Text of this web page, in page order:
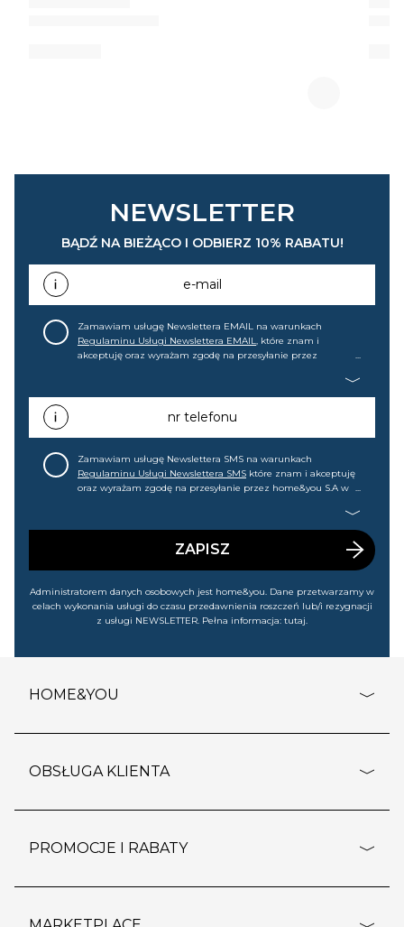
NEWSLETTER
BĄDŹ NA BIEŻĄCO I ODBIERZ 10% RABATU!
e-mail
Zamawiam usługę Newslettera EMAIL na warunkach
Regulaminu Usługi Newslettera EMAIL, które znam i
akceptuję oraz wyrażam zgodę na przesyłanie przez
promocjach, wyprzedażach). Wiem, że mogę tę zgodę w
każdej chwili cofnąć.nr telefonu
Zamawiam usługę Newslettera SMS na warunkach
Regulaminu Usługi Newslettera SMS które znam i akceptuję
oraz wyrażam zgodę na przesyłanie przez home&you S.A w
wyprzedażach). Wiem, że mogę tę zgodę w każdej chwili
ZAPISZ
Administratorem danych osobowych jest home&you. Dane przetwarzamy w
celach wykonania usługi do czasu przedawnienia roszczeń lub/i rezygnacji
z usługi NEWSLETTER. Pełna informacja: tutaj.
HOME&YOU
o firmie
polityka prywatności
kontakt
OBSŁUGA KLIENTA
dostawy i płatność
PROMOCJE I RABATY
outlet